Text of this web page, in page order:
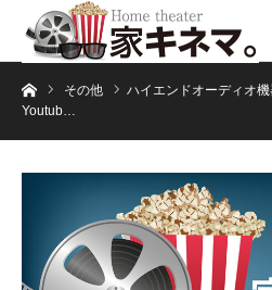
ホームその他
ハイエンドオーディオ
Youtub…